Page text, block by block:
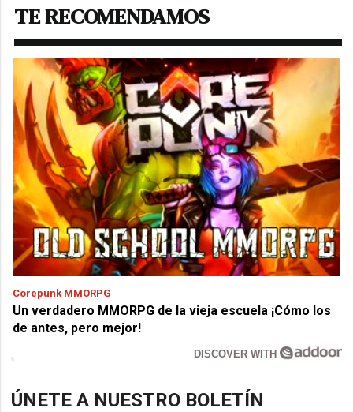
TE RECOMENDAMOS
Corepunk MMORPG
Un verdadero MMORPG de la vieja escuela ¡Cómo los
de antes, pero mejor!
DISCOVER WITH
ÚNETE A NUESTRO BOLETÍN